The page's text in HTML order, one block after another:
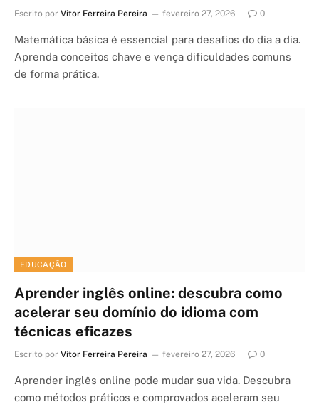
Escrito por Vitor Ferreira Pereira fevereiro 27, 2026 0
Matemática básica é essencial para desafios do dia a dia.
Aprenda conceitos chave e vença dificuldades comuns
de forma prática.
EDUCAÇÃO
Aprender inglês online: descubra como
acelerar seu domínio do idioma com
técnicas eficazes
Escrito por Vitor Ferreira Pereira fevereiro 27, 2026 0
Aprender inglês online pode mudar sua vida. Descubra
como métodos práticos e comprovados aceleram seu